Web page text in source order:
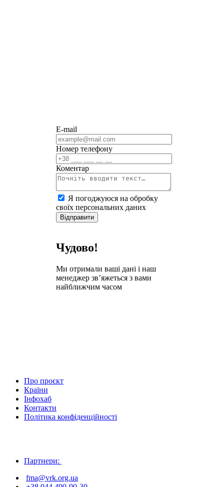
E-mail
Номер телефону
Коментар
Я погоджуюся на обробку
своїх персональних даних
Відправити
Чудово!
Ми отримали ваші дані і наш
менеджер зв’яжеться з вами
найближчим часом
Про проєкт
Країни
Інфохаб
Контакти
Політика конфіденційності
Партнери:
fma@vrk.org.ua